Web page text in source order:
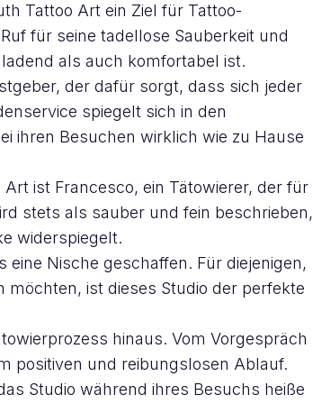
Tattoo Art ein Ziel für Tattoo-
für seine tadellose Sauberkeit und
als auch komfortabel ist.
der dafür sorgt, dass sich jeder
spiegelt sich in den
ihren Besuchen wirklich wie zu Hause
ist Francesco, ein Tätowierer, der für
stets als sauber und fein beschrieben,
widerspiegelt.
eine Nische geschaffen. Für diejenigen,
möchten, ist dieses Studio der perfekte
hinaus. Vom Vorgespräch
positiven und reibungslosen Ablauf.
Studio während ihres Besuchs heiße